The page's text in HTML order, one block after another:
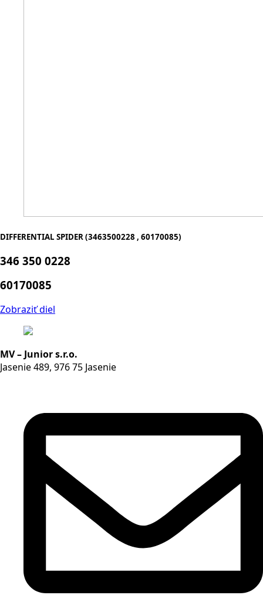
DIFFERENTIAL SPIDER (3463500228 , 60170085)
346 350 0228
60170085
Zobraziť diel
MV – Junior s.r.o.
Jasenie 489, 976 75 Jasenie